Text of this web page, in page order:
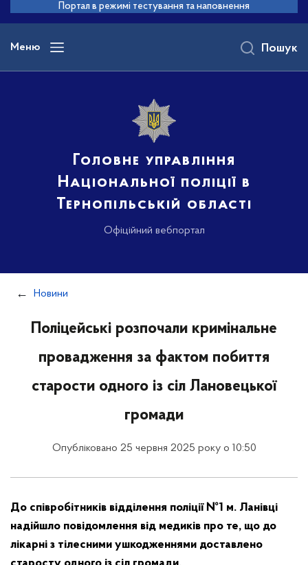
основного
вмісту
Портал в режимі тестування та наповнення
Меню
Головне управління
Національної поліції в
Тернопільській області
Офіційний вебпортал
Пошук
Новини
Поліцейські розпочали кримінальне
провадження за фактом побиття
старости одного із сіл Лановецької
громади
Опубліковано 25 червня 2025 року о 10:50
До співробітників відділення поліції №1 м. Ланівці
надійшло повідомлення від медиків про те, що до
лікарні з тілесними ушкодженнями доставлено